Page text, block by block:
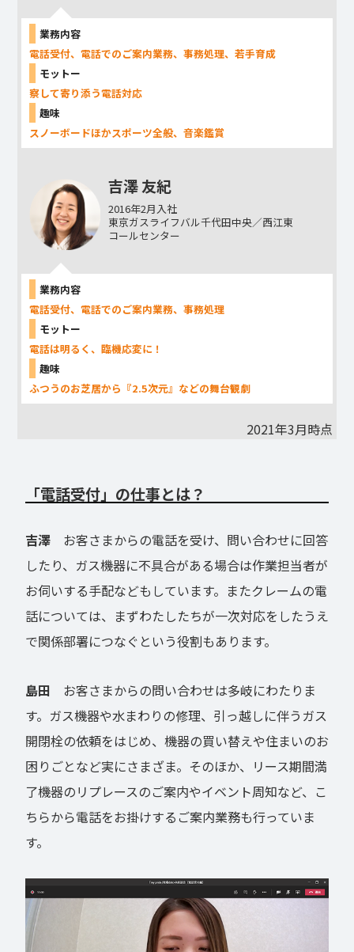
業務内容
電話受付、電話でのご案内業務、事務処理、若手育成
モットー
察して寄り添う電話対応
趣味
スノーボードほかスポーツ全般、音楽鑑賞
吉澤 友紀
2016年2月入社
東京ガスライフバル千代田中央／西江東
コールセンター
業務内容
電話受付、電話でのご案内業務、事務処理
モットー
電話は明るく、臨機応変に！
趣味
ふつうのお芝居から『2.5次元』などの舞台観劇
2021年3月時点
「電話受付」の仕事とは？
吉澤
お客さまからの電話を受け、問い合わせに回答
したり、ガス機器に不具合がある場合は作業担当者が
お伺いする手配などもしています。またクレームの電
話については、まずわたしたちが一次対応をしたうえ
で関係部署につなぐという役割もあります。
島田
お客さまからの問い合わせは多岐にわたりま
す。ガス機器や水まわりの修理、引っ越しに伴うガス
開閉栓の依頼をはじめ、機器の買い替えや住まいのお
困りごとなど実にさまざま。そのほか、リース期間満
了機器のリプレースのご案内やイベント周知など、こ
ちらから電話をお掛けするご案内業務も行っていま
す。